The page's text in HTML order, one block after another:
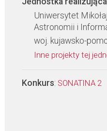
Uniwersytet
Astronomii i
woj. kujawsko-
Inne projekty tej
Konkurs: SONATINA 2